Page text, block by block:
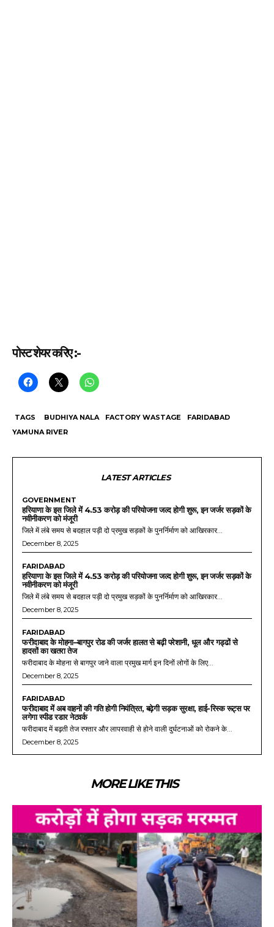
पोस्ट शेयर करिए :-
TAGS BUDHIYA NALA FACTORY WASTAGE
FARIDABAD
YAMUNA RIVER
LATEST ARTICLES
GOVERNMENT
हरियाणा के इस जिले में 4.53 करोड़ की परियोजना जल्द होगी शुरू, इन जर्जर सड़कों के
नवीनीकरण को मंजूरी
जिले में लंबे समय से बदहाल पड़ी दो प्रमुख सड़कों के पुनर्निर्माण को आखिरकार...
December 8, 2025
FARIDABAD
हरियाणा के इस जिले में 4.53 करोड़ की परियोजना जल्द होगी शुरू, इन जर्जर सड़कों के
नवीनीकरण को मंजूरी
जिले में लंबे समय से बदहाल पड़ी दो प्रमुख सड़कों के पुनर्निर्माण को आखिरकार...
December 8, 2025
FARIDABAD
फरीदाबाद के मोहना–बागपुर रोड की जर्जर हालत से बढ़ी परेशानी, धूल और गड्ढों से
हादसों का खतरा तेज
फरीदाबाद के मोहना से बागपुर जाने वाला प्रमुख मार्ग इन दिनों लोगों के लिए...
December 8, 2025
FARIDABAD
फरीदाबाद में अब वाहनों की गति होगी नियंत्रित, बढ़ेगी सड़क सुरक्षा, हाई-रिस्क रूट्स पर
लगेगा स्पीड रडार नेटवर्क
फरीदाबाद में बढ़ती तेज रफ्तार और लापरवाही से होने वाली दुर्घटनाओं को रोकने के...
December 8, 2025
MORE LIKE THIS